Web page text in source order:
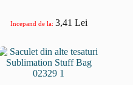
Incepand de la: 3,41 Lei